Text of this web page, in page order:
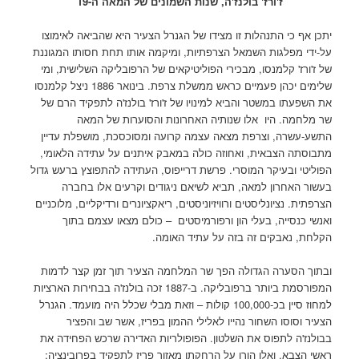
יתכן אף כי התנהלות זו מצידו של הגנרל הצעיר היא שהביאה לאימוצו
על-ידי מפלגות השמאל הצרפתיות, ומיקמה אותו תחת חסותו המגוננת
של ז'ורז' קלמנסו, מבכירי הפוליטיקאים של הרפובליקה השלישית, ומי
שלימים יכהן פעמיים כראש ממשלת צרפת. בינואר 1886 ניצל קלמנסו
את השפעתו במשטר והביא למינויו של ז'ורז' בולנז'ה לתפקיד הרם של
שר מלחמה. היו אלו שנותיה האחרונות והסוערות של המאה
התשע-עשרה, וצרפת מצאה עצמה קרועה ומסוכסכת, מושפלת עדיין
מתבוסתה הצבאית, ואחוזה כולה במאבק איתנים על עתידה הלאומי,
הפוליטי ובעיקר המוסרי. פרשת דרייפוס, העתידה להתפוצץ ברעש גדול
בעשור האחרון למאה, תביא לשיאם ניגודים וקרעים אלו בחברה
הצרפתית. נציונליסטים ורוויזיוניסטים, ריאקציונרים ורדיקליים, מלוכניים
ואנשי כנסייה, בעלי הון ורפורמיסטים – כולם מצאו עצמם בתוך
הקלחת, נאבקים זה בזה על עתיד האומה.
ובתוך הסערה הגדולה הפך שר המלחמה הצעיר תוך זמן קצר לדמות
המפורסמת ביותר ברפובליקה. ב-1887 זכה בולנז'ה בבחירות הארציות
למחוז סיין בכ-100,000 קולות – וזאת מבלי שכלל היה מועמד. הגנרל
הצעיר וסוסו השחור נהייו לאלילי ההמון בפריז, אשר שב והפציר
בבולנז'ה לתפוס את השלטון. הפופולריות האדירה שרכש הפחידה את
ראשי הצבא, ואלו הורו על הרחקתו מאזור פריז לתפקיד בפרובינציה;